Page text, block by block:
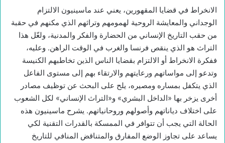
الانخراط في قضايا المقهورين، يعني عند ماسينيون الالتزام
الوجداني والمعايشة الروحية لهمومهم وتراثهم الذي مكنهم في حقبة
من حقب التاريخ الإنساني من الحضارة والفكر والمدنية، ولعّل هذا
التراث هو الذي ينقص فرنسا والغرب في الوقت الراهن. وعليه،
ففكرة الانخراط أو الالتزام بقضايا الناس الذين تخاطبهم الكنيسة
وتدعو إلى مواساتهم ورعايتهم والارتقاء بهم إلى مستوى الفاعل
الذي يتكفل بمساره ومصيره، يلح على البحث عن توظيف مصادر
أخرى يزخر بها «الداخل البشري» و«التراث الإنساني» لكل الشعوب
على اختلاف دياناتهم وأصولهم وروحانياتهم. يشرح ماسينيون هذه
الحالة التي يجب أن تتوافر في الممسكة بالقدرات التقنية لكي
يساعد على تجاوز الوضع المفارق والمتناقض المنافي للتاريخ